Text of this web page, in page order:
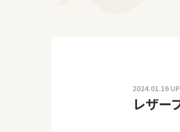
2024.01.16 UP
レザー